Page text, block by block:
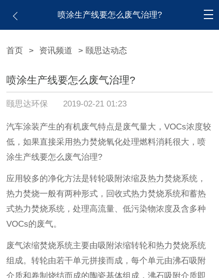
喷涂生产线要怎么废气治理?
首页 > 资讯频道 > 颐思达动态
喷涂生产线要怎么废气治理?
颐思达环保 2019-02-21 01:23
汽车涂装产生的有机废气特点是废气量大，VOCs浓度较
低，如果直接采用热力焚烧氧化处理燃料消耗很大，喷
涂生产线要怎么废气治理?
应用较多的净化方法是转轮吸附浓缩及热力焚烧系统，
热力焚烧一般有两种形式，回收式热力焚烧系统和蓄热
式热力焚烧系统，处理高流量、低污染物浓度及含多种
VOCs的废气。
废气浓缩焚烧系统主要由吸附浓缩转轮和热力焚烧系统
组成。转轮由若干单元拼接而成，每个单元由沸石吸附
介质和卷制烧结而成的陶瓷基体组成，沸石吸附介质即